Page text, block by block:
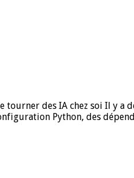
des IA chez soi Il y a
Python, des